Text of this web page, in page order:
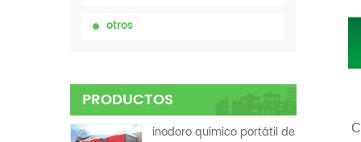
otros
PRODUCTOS
inodoro químico portátil de